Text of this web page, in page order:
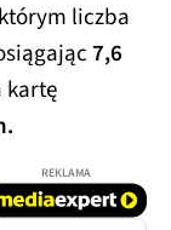
liczba
7,6
kartę
REKLAMA